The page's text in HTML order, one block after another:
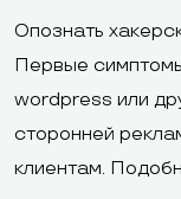
Опознать
Первые
wordpress или
сторонней
клиентам.